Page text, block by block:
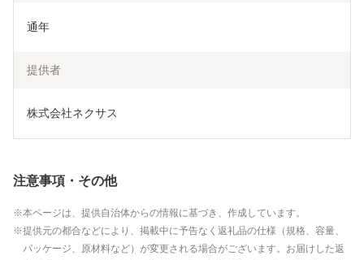
通年
提供者
株式会社ネクサス
注意事項・その他
本ページは、提供自治体からの情報に基づき、作成しています。
提供元の都合などにより、掲載中に予告なく返礼品の仕様（規格、容量、
パッケージ、原材料など）が変更される場合がございます。お届けした返